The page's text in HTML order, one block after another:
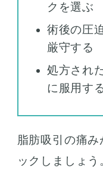
クを選ぶ
術後の圧
厳守する
処方され
に服用す
脂肪吸引の痛
ックしましょう